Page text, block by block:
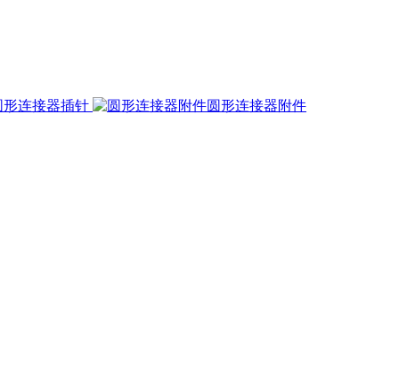
形连接器插针 圆形连接器附件